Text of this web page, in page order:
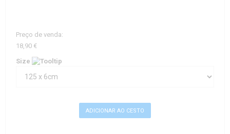
Preço de venda:
18,90 €
Size